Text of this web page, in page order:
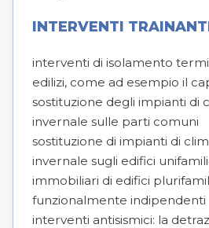
INTERVENTI
interventi di isolamento
edilizi, come ad esempio il
sostituzione degli impianti di
invernale sulle parti comuni
sostituzione di impianti di
invernale sugli edifici
immobiliari di edifici
funzionalmente indipendenti
interventi antisismici: la